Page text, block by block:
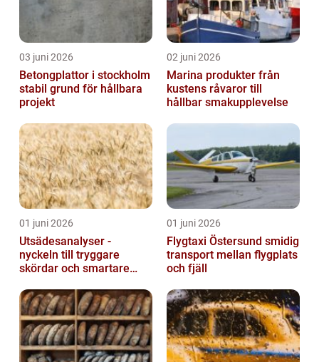
03 juni 2026
Betongplattor i stockholm
stabil grund för hållbara
projekt
02 juni 2026
Marina produkter från
kustens råvaror till
hållbar smakupplevelse
01 juni 2026
Utsädesanalyser -
nyckeln till tryggare
skördar och smartare
01 juni 2026
Flygtaxi Östersund smidig
transport mellan flygplats
och fjäll